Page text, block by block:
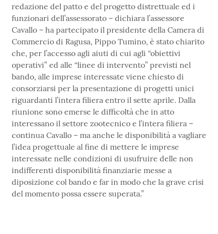
redazione del patto e del progetto distrettuale ed i
funzionari dell’assessorato – dichiara l’assessore
Cavallo – ha partecipato il presidente della Camera di
Commercio di Ragusa, Pippo Tumino, è stato chiarito
che, per l’accesso agli aiuti di cui agli “obiettivi
operativi” ed alle “linee di intervento” previsti nel
bando, alle imprese interessate viene chiesto di
consorziarsi per la presentazione di progetti unici
riguardanti l’intera filiera entro il sette aprile. Dalla
riunione sono emerse le difficoltà che in atto
interessano il settore zootecnico e l’intera filiera –
continua Cavallo – ma anche le disponibilità a vagliare
l’idea progettuale al fine di mettere le imprese
interessate nelle condizioni di usufruire delle non
indifferenti disponibilità finanziarie messe a
diposizione col bando e far in modo che la grave crisi
del momento possa essere superata.”